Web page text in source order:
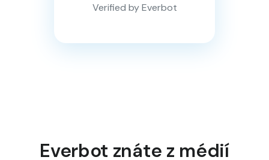
Verified by Everbot
Everbot znáte z médií